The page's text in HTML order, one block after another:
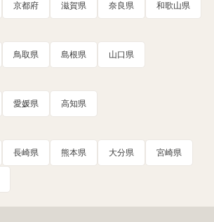
京都府 滋賀県 奈良県 和歌山県
鳥取県 島根県 山口県
愛媛県 高知県
長崎県 熊本県 大分県 宮崎県